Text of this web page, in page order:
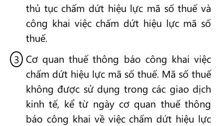
thủ tục chấm dứt hiệu lực mã số thuế và
công khai việc chấm dứt hiệu lực mã số
thuế.
Cơ quan thuế thông báo công khai việc
chấm dứt hiệu lực mã số thuế. Mã số thuế
không được sử dụng trong các giao dịch
kinh tế, kể từ ngày cơ quan thuế thông
báo công khai về việc chấm dứt hiệu lực